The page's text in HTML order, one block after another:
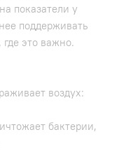
показатели у
поддерживать
это важно.
воздух:
бактерии,